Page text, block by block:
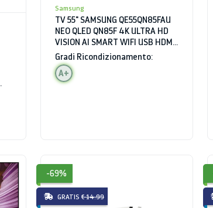
Samsung
TV 55" SAMSUNG QE55QN85FAU
NEO QLED QN85F 4K ULTRA HD
VISION AI SMART WIFI USB HDMI
ECLIPSE SILVER
Gradi Ricondizionamento:
A+
-69%
GRATIS € 14.99